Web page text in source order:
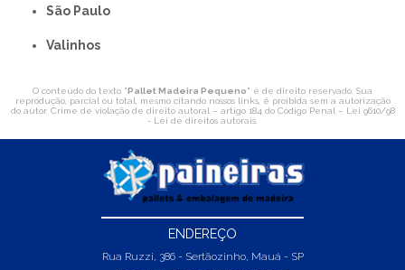
São Paulo
Valinhos
O conteúdo do texto "Pallet Madeira Pequeno" é de direito reservado. Sua
reprodução, parcial ou total, mesmo citando nossos links, é proibida sem a autorização
do autor. Crime de violação de direito autoral – artigo 184 do Código Penal – Lei 9610/98
- Lei de direitos autorais
ENDEREÇO
Rua Ruzzi, 386 - Sertãozinho, Mauá - SP